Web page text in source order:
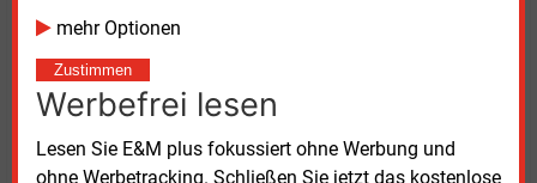
mehr Optionen
Zustimmen
Werbefrei lesen
Lesen Sie E&M plus fokussiert ohne Werbung und
ohne Werbetracking. Schließen Sie jetzt das kostenlose
Die Kosten für die Transformation im Vergleich zum
Fortschreiben des heutigen Systems beziffern die
Forschenden im Szenario „Technologieoffen“ im
Mittel über die nächsten 25
52 Milliarden Euro pro Jahr. Die mittleren CO2-
Vermeidungskosten für die Jahre 2024 bis 2045